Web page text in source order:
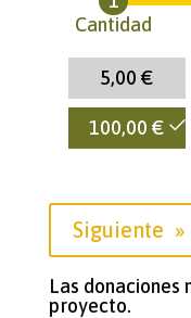
Cantidad
5,00€
100,00€
»
Las donaciones
proyecto.